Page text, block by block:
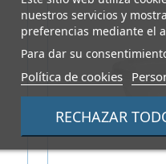
nuestros servicios y
preferencias mediante el
Para dar su
Política de cookies
RECHAZAR